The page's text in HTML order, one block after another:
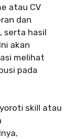
atau CV
dan
serta hasil
akan
melihat
pada
skill atau